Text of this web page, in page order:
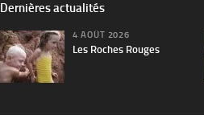
Dernières actualités
4 AOÛT 2026
Les Roches Rouges